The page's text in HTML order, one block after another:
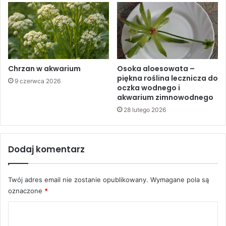
udałoby mi się w tym roku wystąpić w PAC. Z pewnością
po części ten sukces (zajęcie pierwszego miejsca w Polish
Aquascaping Contest 2019 – przyp. redakcja mA)
zawdzięczam również im!
Pozdrawiam wszystkich pozytywnie zakręconych
akwarystów!
CAŁY ARTYKUŁ W PLIKU PDF LUB
AKWARIUM
Chrzan w akwarium
9 czerwca 2026
Osoka aloesowata –
piękna roślina lecznicza do
oczka wodnego i
akwarium zimnowodnego
28 lutego 2026
Dodaj komentarz
Twój adres email nie zostanie opublikowany. Wymagane pola są
oznaczone *